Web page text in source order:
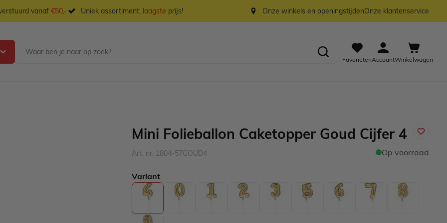
vanaf €50,- Uniek assortiment, laagste prijs! Onze winkels en openingstijdenOnze klantenservice
FavorietenAccountWinkelwagen
Mini Folieballon Caketopper Goud Cijfer 4
Art. nr. 1804-57GOUD4 Op voorraad
Variant